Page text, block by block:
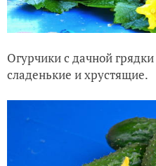
Огурчики с дачной
сладенькие и хрустящие.